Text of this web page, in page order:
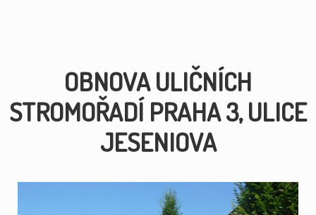
OBNOVA ULIČNÍCH
STROMOŘADÍ PRAHA 3, ULICE
JESENIOVA